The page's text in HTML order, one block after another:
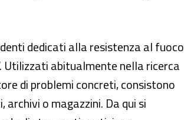
dedicati alla resistenza al fuoco
Utilizzati abitualmente nella ricerca
di problemi concreti, consistono
o magazzini. Da qui si